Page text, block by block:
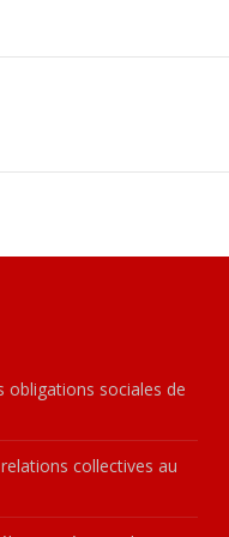
obligations sociales de
collectives au